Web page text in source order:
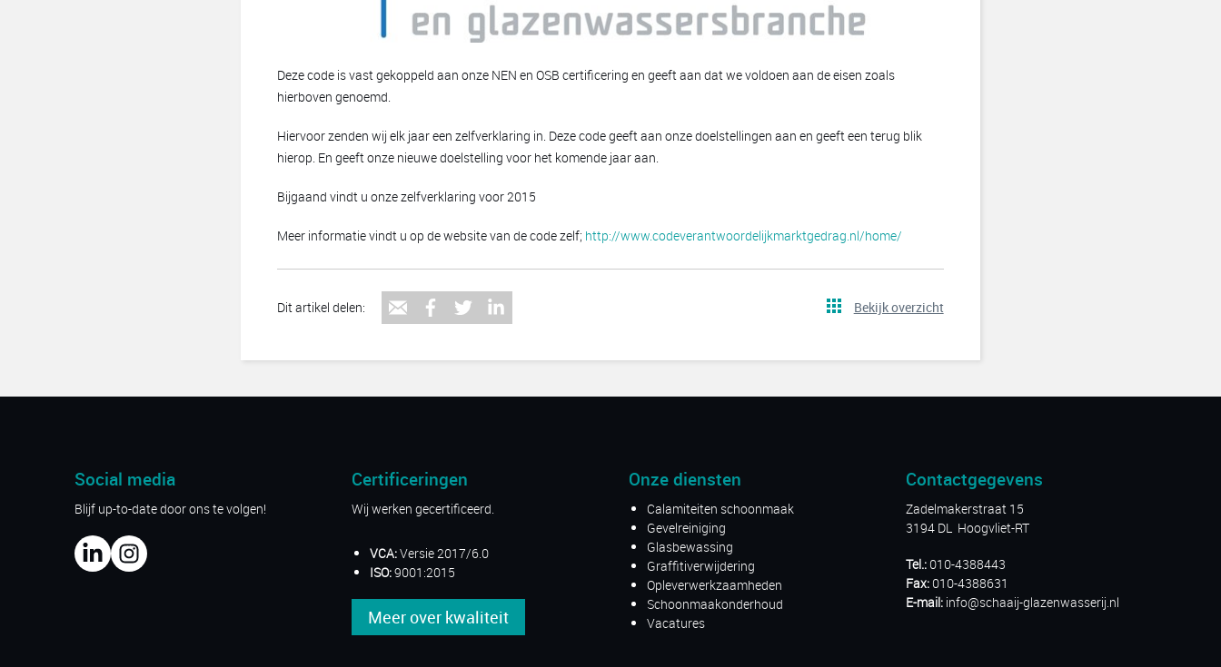
Deze code is vast gekoppeld aan onze NEN en OSB certificering en geeft aan dat we voldoen aan de eisen zoals
hierboven genoemd.
Hiervoor zenden wij elk jaar een zelfverklaring in. Deze code geeft aan onze doelstellingen aan en geeft een terug blik
hierop. En geeft onze nieuwe doelstelling voor het komende jaar aan.
Bijgaand vindt u onze zelfverklaring voor 2015
Meer informatie vindt u op de website van de code zelf; http://www.codeverantwoordelijkmarktgedrag.nl/home/
Dit artikel delen: Bekijk overzicht
Social media
Blijf up-to-date door ons te volgen!
Certificeringen
Wij werken gecertificeerd.
VCA:Versie 2017/6.0
ISO:9001:2015
Meer over kwaliteit
Onze diensten
Calamiteiten schoonmaak
Gevelreiniging
Glasbewassing
Graffitiverwijdering
Opleverwerkzaamheden
Schoonmaakonderhoud
Vacatures
Contactgegevens
Zadelmakerstraat 15
3194 DL Hoogvliet-RT
Tel.: 010-4388443
Fax: 010-4388631
E-mail: info@schaaij-glazenwasserij.nl